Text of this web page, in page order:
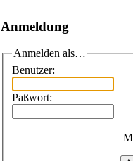
Anmeldung
Anmelden als…
Benutzer:
Paßwort: